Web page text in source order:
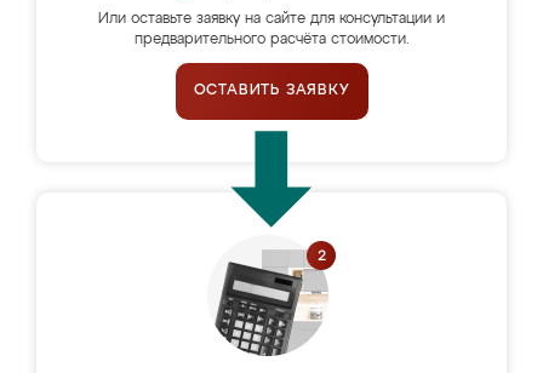
Или оставьте заявку на сайте для консультации и
предварительного расчёта стоимости.
ОСТАВИТЬ ЗАЯВКУ